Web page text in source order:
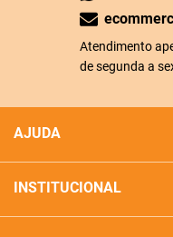
Atendimento
de segunda a
AJUDA
INSTITUCIONAL